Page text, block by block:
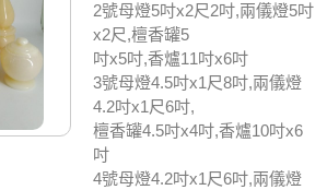
2號母燈5吋x2尺2吋,兩儀燈5吋
x2尺,檀香罐5
吋x5吋,香爐11吋x6吋
3號母燈4.5吋x1尺8吋,兩儀燈
4.2吋x1尺6吋,
檀香罐4.5吋x4吋,香爐10吋x6
吋
4號母燈4.2吋x1尺6吋,兩儀燈